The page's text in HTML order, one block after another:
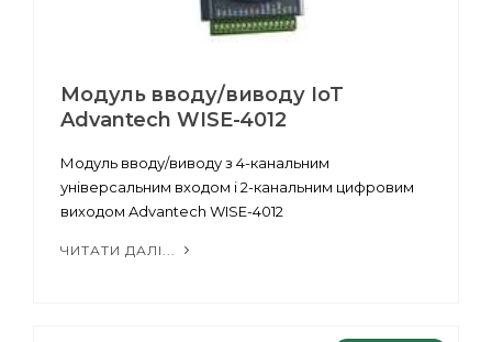
Модуль вводу/виводу IoT
Advantech WISE-4012
Модуль вводу/виводу з 4-канальним
універсальним входом і 2-канальним цифровим
виходом Advantech WISE-4012
ЧИТАТИ ДАЛІ...